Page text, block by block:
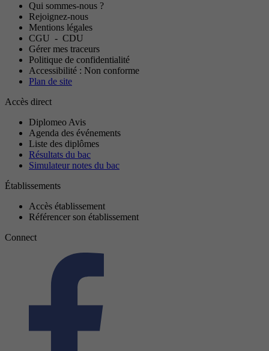
Qui sommes-nous ?
Rejoignez-nous
Mentions légales
CGU - CDU
Gérer mes traceurs
Politique de confidentialité
Accessibilité : Non conforme
Plan de site
Accès direct
Diplomeo Avis
Agenda des événements
Liste des diplômes
Résultats du bac
Simulateur notes du bac
Établissements
Accès établissement
Référencer son établissement
Connect